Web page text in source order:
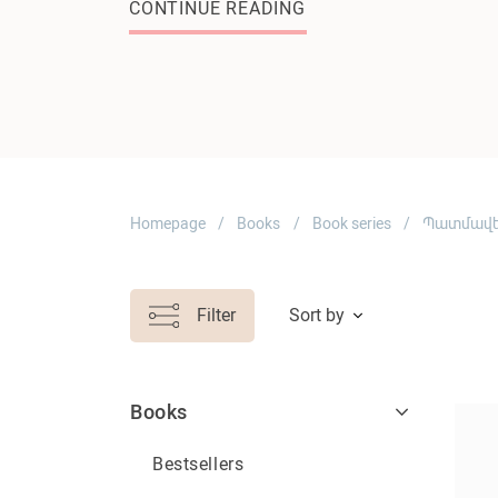
CONTINUE READING
Homepage Books Book series
Filter Sort by
Books
Bestsellers